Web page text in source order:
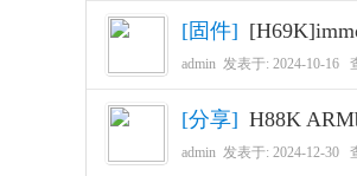
[固件]
admin 发表于: 2024-10-16
[分享] H88K
admin 发表于: 2024-12-30